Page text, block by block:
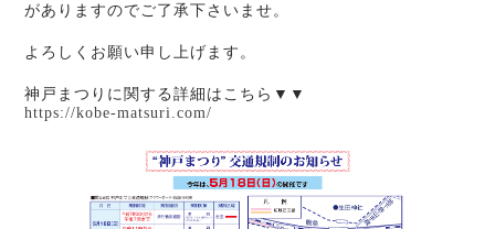
がありますのでご了承下さいませ。
よろしくお願い申し上げます。
神戸まつりに関する詳細はこちら▼▼
https://kobe-matsuri.com/